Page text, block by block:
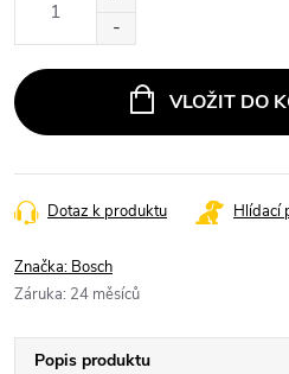
VLOŽIT DO
Dotaz k produktu Hlídací
Značka: Bosch
Záruka: 24 měsíců
Popis produktu